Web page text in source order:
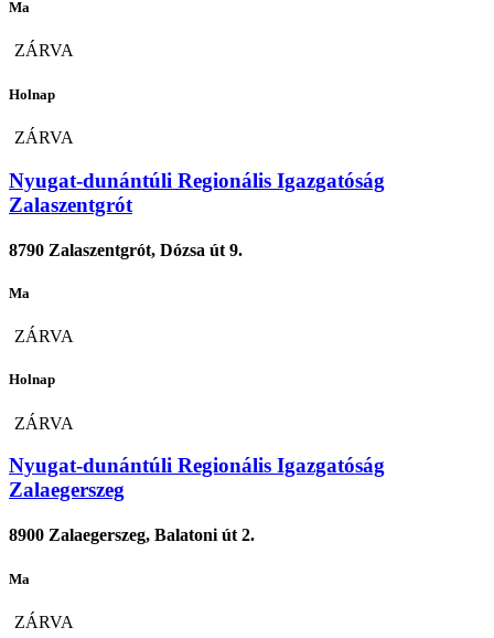
Ma
ZÁRVA
Holnap
ZÁRVA
Nyugat-dunántúli Regionális Igazgatóság
Zalaszentgrót
8790 Zalaszentgrót, Dózsa út 9.
Ma
ZÁRVA
Holnap
ZÁRVA
Nyugat-dunántúli Regionális Igazgatóság
Zalaegerszeg
8900 Zalaegerszeg, Balatoni út 2.
Ma
ZÁRVA